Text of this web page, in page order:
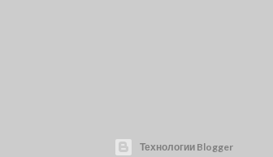
Технологии Blogger